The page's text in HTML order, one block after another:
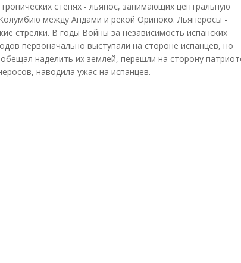
степях - льянос, занимающих центральную
между Андами и рекой Ориноко. Льянеросы -
стрелки. В годы Войны за независимость испанских
первоначально выступали на стороне испанцев, но
наделить их землей, перешли на сторону
наводила ужас на испанцев.